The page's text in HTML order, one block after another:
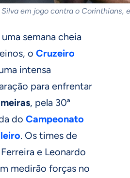
Silva em jogo contra o Corinthians,
semana cheia
o Cruzeiro
intensa
para enfrentar
, pela 30ª
do Campeonato
. Os times de
e Leonardo
medirão forças no